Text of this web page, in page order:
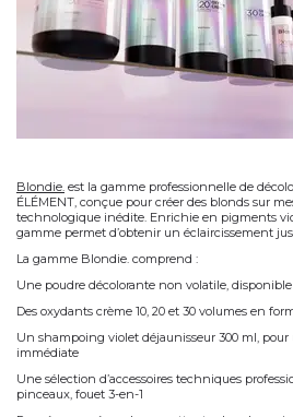
Blondie.est la
ÉLÉMENT , conçue pour créer des blonds sur
technologique inédite. Enrichie enpigments
gamme permet d’obtenir un